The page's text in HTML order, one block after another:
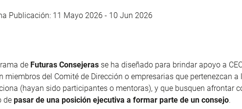
Publicación: 11 Mayo 2026 - 10 Jun 2026
de Futuras Consejeras se ha diseñado para brindar apoyo a
miembros del Comité de Dirección o empresarias que pertenezcan
(hayan sido participantes o mentoras), y que busquen afrontar
de pasar de una posición ejecutiva a formar parte de un consejo.